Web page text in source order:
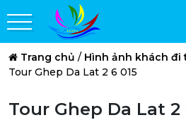
Trang chủ / Hình ảnh khách đi
Tour Ghep Da Lat 2 6 015
Tour Ghep Da Lat 2